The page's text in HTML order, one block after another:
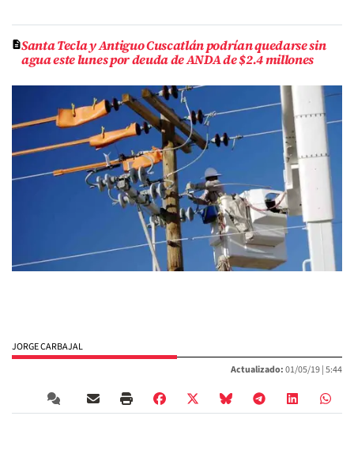
Santa Tecla y Antiguo Cuscatlán podrían quedarse sin
agua este lunes por deuda de ANDA de $2.4 millones
JORGE CARBAJAL
Actualizado:01/05/19 |5:44